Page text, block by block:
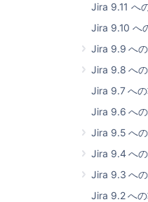
Jira 9.11 へ
Jira 9.10 へ
Jira 9.9 へ
Jira 9.8 へ
Jira 9.7 へ
Jira 9.6 へ
Jira 9.5 へ
Jira 9.4 へ
Jira 9.3 へ
Jira 9.2 へ
次のセクションにジ
このページ
問題の修正
匿名化の再
このページ
について
You will need to